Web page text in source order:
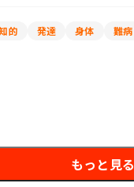
的 発達 身体 難病
もっと見る